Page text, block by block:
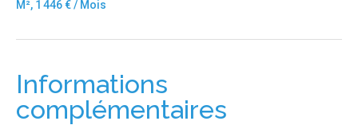
M², 1 446 € / Mois
Informations
complémentaires